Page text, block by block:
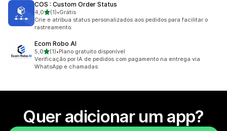
COS : Custom Order Status
4,0de 5 estrelas
(1)
1 avaliações ao todo
•Grátis
Crie e atribua status personalizados aos pedidos para facilitar o
rastreamento.
Ecom Robo AI
5,0de 5 estrelas
(1)
1 avaliações ao todo
•Plano gratuito disponível
Verificação por IA de pedidos com pagamento na entrega via
WhatsApp e chamadas
Quer adicionar um app?